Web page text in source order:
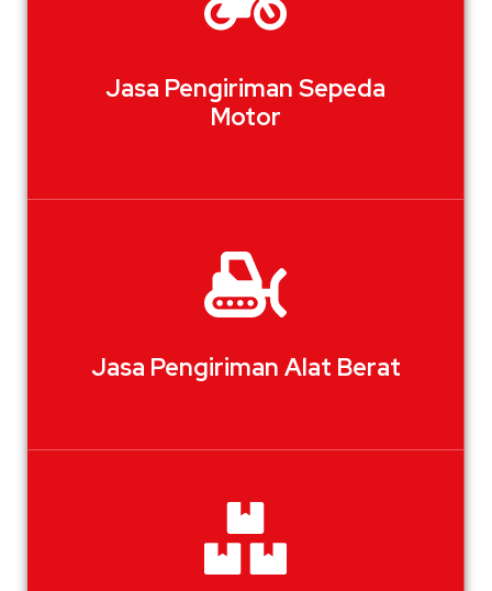
Jasa Pengiriman Sepeda
Motor
Jasa Pengiriman Alat Berat